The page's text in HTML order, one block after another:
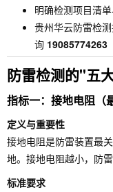
明确检测项目清
贵州华云防雷检
询 19085774263
防雷检测的"五
指标一：接地电阻（
定义与重要性
接地电阻是防雷装置最
地。接地电阻越小，防雷
标准要求